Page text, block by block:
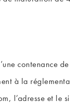
contenance
à la
l’adresse et le